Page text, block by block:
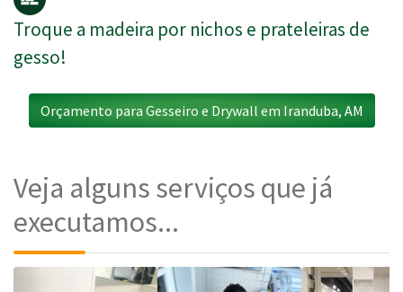
Troque a madeira por nichos e prateleiras de
gesso!
Orçamento para Gesseiro e Drywall em Iranduba, AM
Veja alguns serviços que já
executamos...